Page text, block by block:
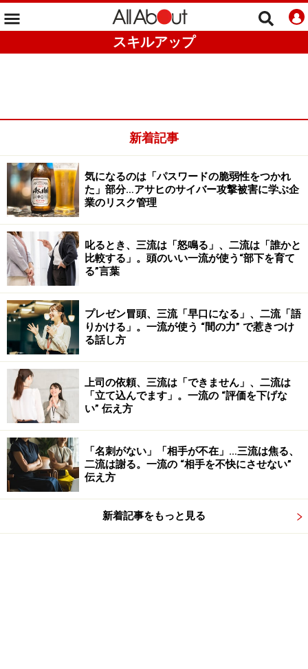
スキルアップ
新着記事
気になるのは「パスワードの脆弱性をつかれ
た」部分…アサヒのサイバー攻撃被害に学ぶ企
業のリスク管理
叱るとき、三流は「怒鳴る」、二流は「誰かと
比較する」。頭のいい一流が使う“部下を育て
る”言葉
プレゼン冒頭、三流「早口になる」、二流「語
りかける」。一流が使う “間の力” で惹きつけ
る話し方
上司の依頼、三流は「できません」、二流は
「立て込んでます」。一流の “評価を下げな
い” 伝え方
「名刺がない」「相手が不在」…三流は焦る、
二流は謝る。一流の “相手を不快にさせない”
伝え方
新着記事をもっと見る